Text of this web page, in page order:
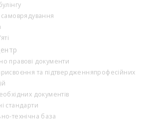
самоврядування
правові документи
та підтвердженняпрофесійних
документів
стандарти
технічна база